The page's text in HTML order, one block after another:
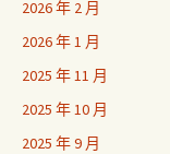
2026 年 2 月
2026 年 1 月
2025 年 11 月
2025 年 10 月
2025 年 9 月